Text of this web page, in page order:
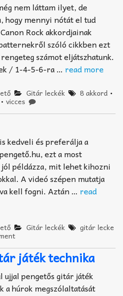
nem láttam ilyet, de
hogy mennyi nótát el tud
Rock akkordjainak
szóló cikkben ezt
számot eljátszhatunk.
/ 1-4-5-6-ra … read more
Gitár leckék 8 akkord•
• vicces
kedveli és preferálja a
ezt a most
példázza, mit lehet kihozni
A videó szépen mutatja
kell fogni. Aztán … read
Gitár leckék gitár lecke
játék technika
ujjal pengetős gitár játék
a húrok megszólaltatását